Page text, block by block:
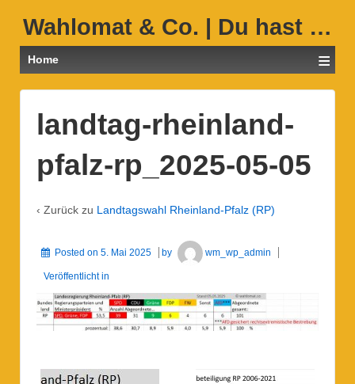
Wahlomat & Co. | Du hast …
Home ≡
landtag-rheinland-
pfalz-rp_2025-05-05
‹ Zurück zu Landtagswahl Rheinland-Pfalz (RP)
Posted on 5. Mai 2025 by wm_wp_admin
Veröffentlicht in